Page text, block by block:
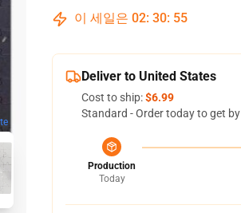
이 세일은 02: 30: 54
Deliver to United States
Cost to ship:$6.99
Standard - Order today to get by
Production
Today